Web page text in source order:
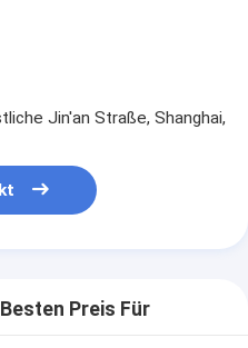
Jin'an Straße, Shanghai,
Preis Für